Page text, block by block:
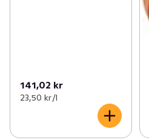
141,02 kr
23,50 kr /l